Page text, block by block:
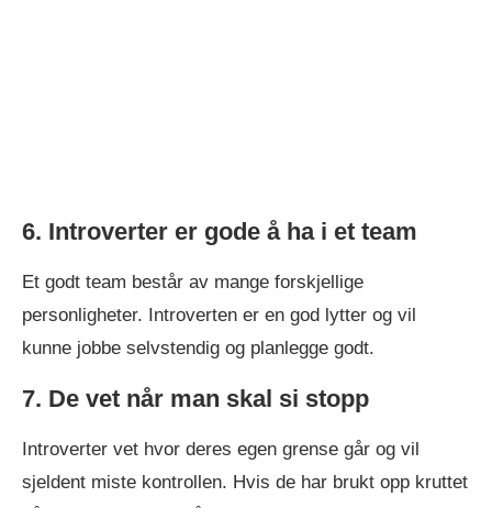
6. Introverter er gode å ha i et team
Et godt team består av mange forskjellige
personligheter. Introverten er en god lytter og vil
kunne jobbe selvstendig og planlegge godt.
7. De vet når man skal si stopp
Introverter vet hvor deres egen grense går og vil
sjeldent miste kontrollen. Hvis de har brukt opp kruttet